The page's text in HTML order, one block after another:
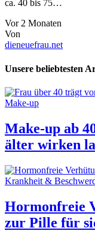
ca. 40 bis 75…
Vor 2 Monaten
Von
dieneuefrau.net
Unsere beliebtesten
Make-up
Make-up ab
älter wirken
Krankheit &
Hormonfreie
zur Pille für